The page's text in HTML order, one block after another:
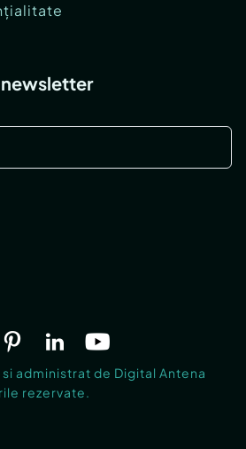
administrat de Digital Antena
rezervate.